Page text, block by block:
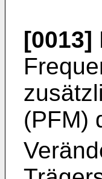
[0013]
(PFM)